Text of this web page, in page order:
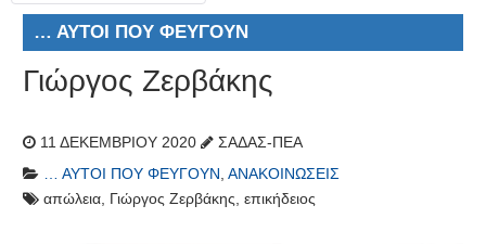
for:
… ΑΥΤΟΊ ΠΟΥ ΦΕΎΓΟΥΝ
Γιώργος Ζερβάκης
11 ΔΕΚΕΜΒΡΊΟΥ 2020
ΣΑΔΑΣ-ΠΕΑ
… ΑΥΤΟΊ ΠΟΥ ΦΕΎΓΟΥΝ , ΑΝΑΚΟΙΝΏΣΕΙΣ
απώλεια, Γιώργος Ζερβάκης, επικήδειος